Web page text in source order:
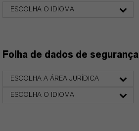
ESCOLHA O IDIOMA
Folha de dados de segurança
ESCOLHA A ÁREA JURÍDICA
ESCOLHA O IDIOMA